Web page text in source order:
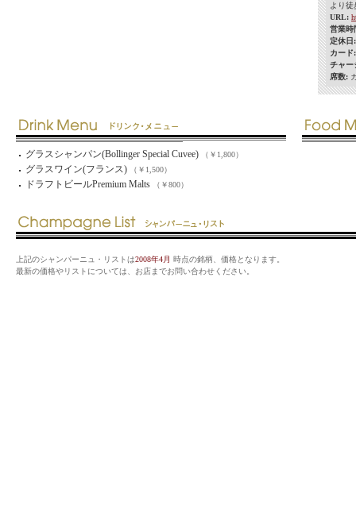
より徒
URL:
営業
定休
カー
チャ
席数:
グラスシャンパン(Bollinger Special Cuvee) （￥1,800）
グラスワイン(フランス) （￥1,500）
ドラフトビールPremium Malts （￥800）
上記のシャンパーニュ・リストは2008年4月 時点の銘柄、価格となります。
最新の価格やリストについては、お店までお問い合わせください。